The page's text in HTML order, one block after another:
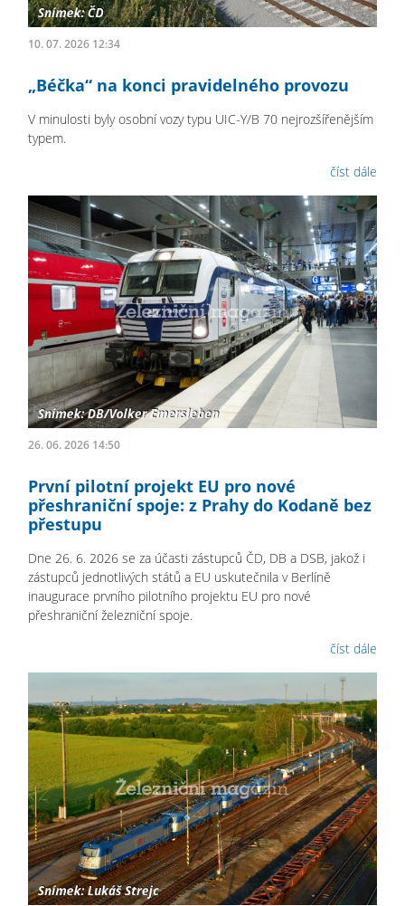
10. 07. 2026 12:34
„Béčka“ na konci pravidelného provozu
V minulosti byly osobní vozy typu UIC-Y/B 70 nejrozšířenějším
typem.
číst dále
26. 06. 2026 14:50
První pilotní projekt EU pro nové
přeshraniční spoje: z Prahy do Kodaně bez
přestupu
Dne 26. 6. 2026 se za účasti zástupců ČD, DB a DSB, jakož i
zástupců jednotlivých států a EU uskutečnila v Berlíně
inaugurace prvního pilotního projektu EU pro nové
přeshraniční železniční spoje.
číst dále